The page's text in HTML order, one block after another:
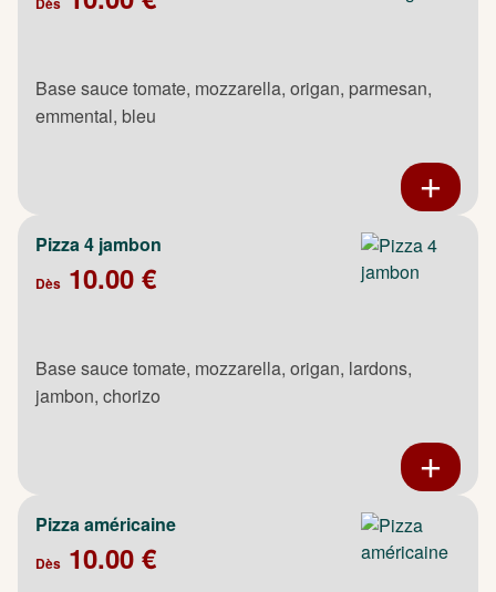
Base sauce tomate, mozzarella, origan, parmesan,
emmental, bleu
Pizza 4 jambon
Dès 10.00 €
Base sauce tomate, mozzarella, origan, lardons,
jambon, chorizo
Pizza américaine
Dès 10.00 €